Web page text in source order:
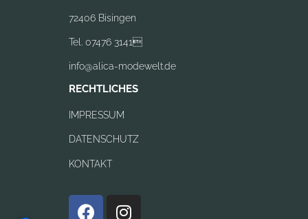
72406 Bisingen
Tel. 07476 3141
info@alica-modewelt.de
RECHTLICHES
IMPRESSUM
DATENSCHUTZ
KONTAKT